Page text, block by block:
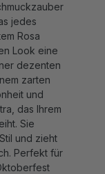
jedes
Rosa
Look eine
dezenten
zarten
und
das Ihrem
Sie
und zieht
Perfekt für
Kettenlänge: